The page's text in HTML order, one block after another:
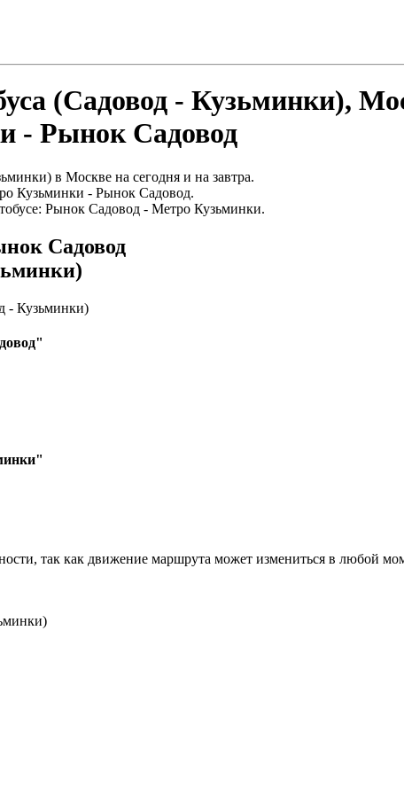
(Садовод - Кузьминки),
- Рынок Садовод
в Москве на сегодня и на завтра.
Кузьминки - Рынок Садовод.
Рынок Садовод - Метро Кузьминки.
Садовод
- Кузьминки)
так как движение маршрута может измениться в любой